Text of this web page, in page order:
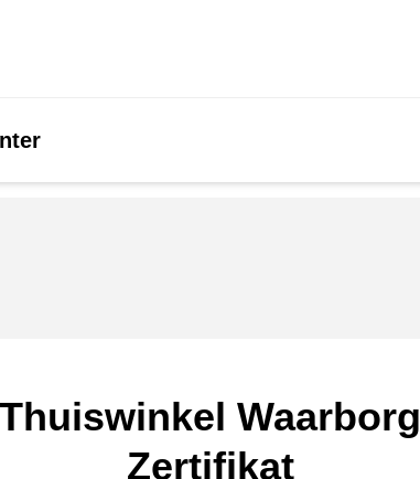
Thuiswinkel Waarborg
Zertifikat